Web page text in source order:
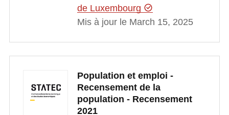
de Luxembourg
Mis à jour le March 15, 2025
Population et emploi -
Recensement de la
population - Recensement
2021